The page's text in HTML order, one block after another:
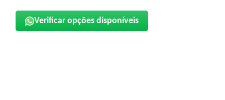
Verificar opções disponíveis